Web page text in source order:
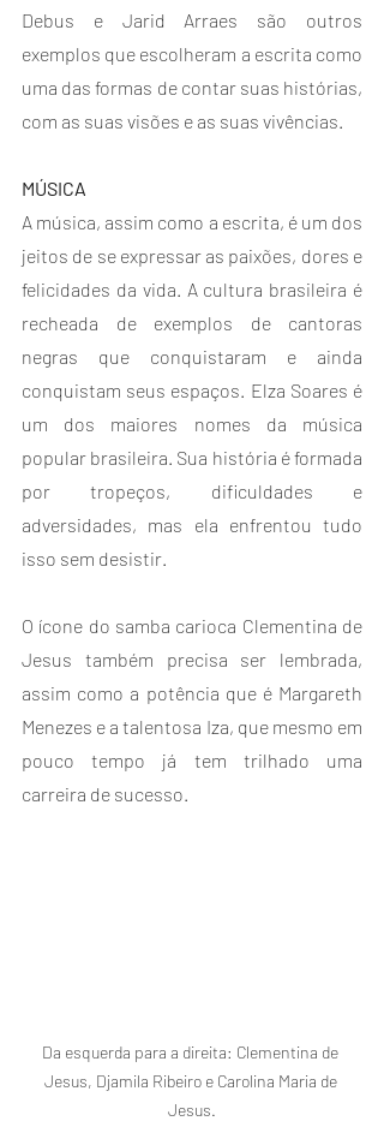
Debus e Jarid Arraes são outros
exemplos que escolheram a escrita como
uma das formas de contar suas histórias,
com as suas visões e as suas vivências.
MÚSICA
A música, assim como a escrita, é um dos
jeitos de se expressar as paixões, dores e
felicidades da vida. A cultura brasileira é
recheada de exemplos de cantoras
negras que conquistaram e ainda
conquistam seus espaços. Elza Soares é
um dos maiores nomes da música
popular brasileira. Sua história é formada
por tropeços, dificuldades e
adversidades, mas ela enfrentou tudo
isso sem desistir.
O ícone do samba carioca Clementina de
Jesus também precisa ser lembrada,
assim como a potência que é Margareth
Menezes e a talentosa Iza, que mesmo em
pouco tempo já tem trilhado uma
carreira de sucesso.
Da esquerda para a direita: Clementina de
Jesus, Djamila Ribeiro e Carolina Maria de
Jesus.